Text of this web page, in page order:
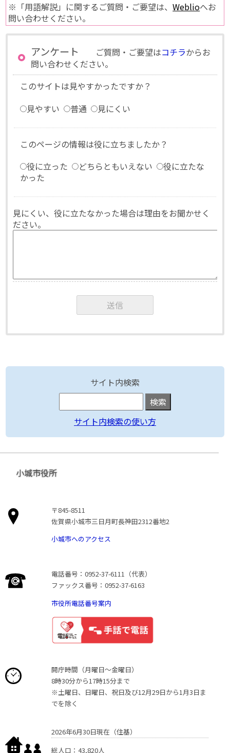
※「用語解説」に関するご質問・ご要望は、Weblioへお
問い合わせください。
アンケート ご質問・ご要望はコチラからお
問い合わせください。
このサイトは見やすかったですか？
見やすい
普通 見にくい
このページの情報は役に立ちましたか？
役に立った
どちらともいえない
役に立たな
かった
見にくい、役に立たなかった場合は理由をお聞かせく
ださい。
サイト内検索
サイト内検索の使い方
小城市役所
〒845-8511
佐賀県小城市三日月町長神田2312番地2
小城市へのアクセス
電話番号：0952-37-6111（代表）
ファックス番号：0952-37-6163
市役所電話番号案内
開庁時間（月曜日〜金曜日）
8時30分から17時15分まで
※土曜日、日曜日、祝日及び12月29日から1月3日ま
でを除く
2026年6月30日現在（住基）
総人口：43,820人